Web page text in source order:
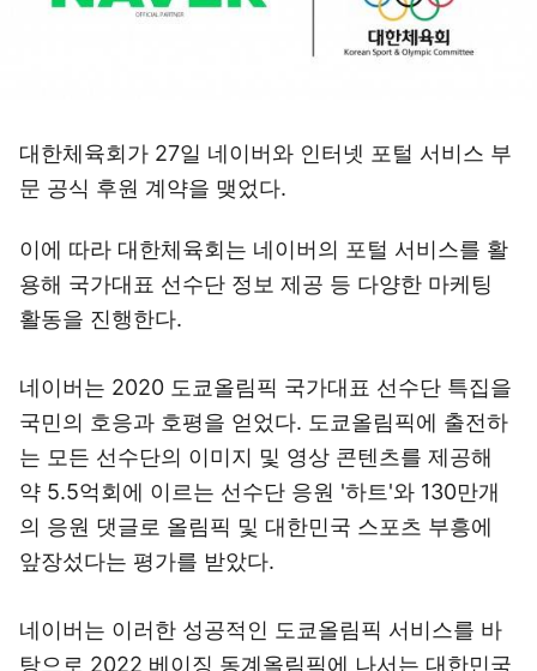
대한체육회가 27일 네이버와 인터넷 포털 서비스 부
문 공식 후원 계약을 맺었다.
이에 따라 대한체육회는 네이버의 포털 서비스를 활
용해 국가대표 선수단 정보 제공 등 다양한 마케팅
활동을 진행한다.
네이버는 2020 도쿄올림픽 국가대표 선수단 특집을
국민의 호응과 호평을 얻었다. 도쿄올림픽에 출전하
는 모든 선수단의 이미지 및 영상 콘텐츠를 제공해
약 5.5억회에 이르는 선수단 응원 '하트'와 130만개
의 응원 댓글로 올림픽 및 대한민국 스포츠 부흥에
앞장섰다는 평가를 받았다.
네이버는 이러한 성공적인 도쿄올림픽 서비스를 바
탕으로 2022 베이징 동계올림픽에 나서는 대한민국